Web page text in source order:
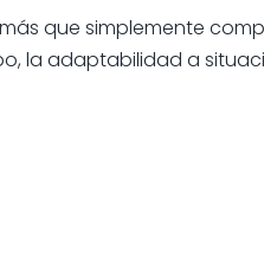
que simplemente
la adaptabilidad a